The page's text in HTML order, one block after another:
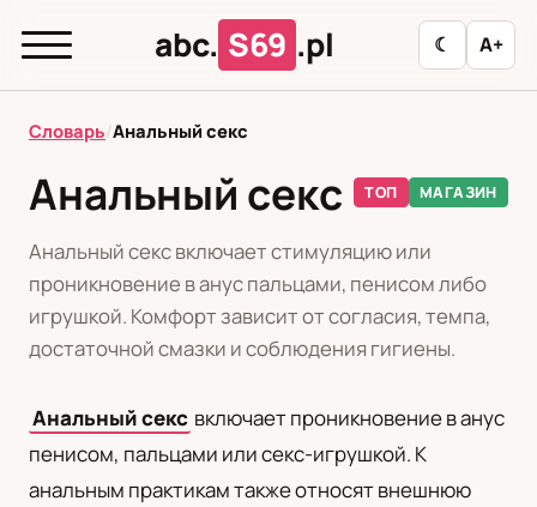
abc. S69 .pl ☾ A+
abc.
Л
М Н О П Р С Т
У
Ф
Ц Ш Э
Редакционная политика
Словарь/Анальный секс
Анальный секс ТОП МАГАЗИН
Анальный секс включает стимуляцию или
проникновение в анус пальцами, пенисом либо
игрушкой. Комфорт зависит от согласия, темпа,
достаточной смазки и соблюдения гигиены.
Анальный секс включает проникновение в анус
пенисом, пальцами или секс-игрушкой. К
анальным практикам также относят внешнюю